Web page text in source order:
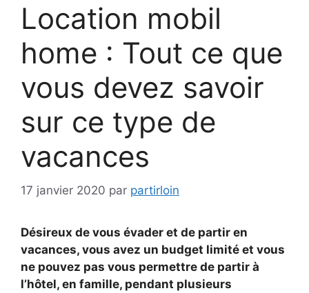
Location mobil
home : Tout ce que
vous devez savoir
sur ce type de
vacances
17 janvier 2020 par partirloin
Désireux de vous évader et de partir en
vacances, vous avez un budget limité et vous
ne pouvez pas vous permettre de partir à
l’hôtel, en famille, pendant plusieurs